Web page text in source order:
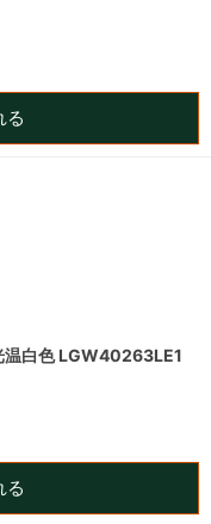
る
温白色 LGW40263LE1
る